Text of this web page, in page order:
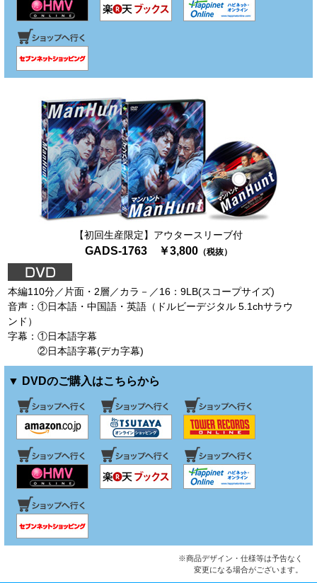
【初回生産限定】アウタースリーブ付
GADS-1763 ￥3,800 （税抜）
本編110分／片面・2層／カラ－／16：9LB(スコープサイズ)
音声：①日本語・中国語・英語（ドルビーデジタル 5.1chサラウ
ンド）
字幕：①日本語字幕
②日本語字幕(デカ字幕)
▼ DVDのご購入はこちらから
※商品デザイン・仕様等は予告なく
変更になる場合がございます。